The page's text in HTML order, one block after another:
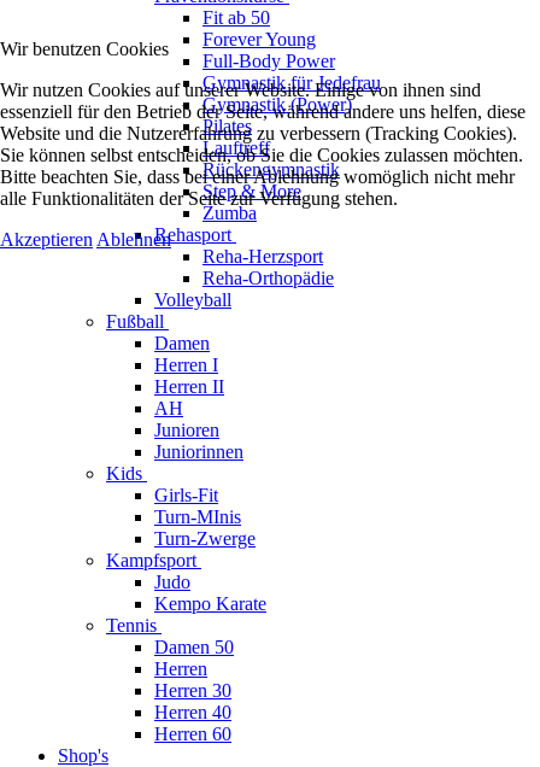
Fit ab 50
Forever Young
Full-Body Power
Gymnastik für Jedefrau
Gymnastik (Power)
Pilates
Lauftreff
Rückengymnastik
Step & More
Zumba
Rehasport
Reha-Herzsport
Reha-Orthopädie
Volleyball
Fußball
Damen
Herren I
Herren II
AH
Junioren
Juniorinnen
Kids
Girls-Fit
Turn-MInis
Turn-Zwerge
Kampfsport
Judo
Kempo Karate
Tennis
Damen 50
Herren
Herren 30
Herren 40
Herren 60
Shop's
Wir benutzen Cookies
Wir nutzen Cookies auf unserer Website. Einige von ihnen sind
essenziell für den Betrieb der Seite, während andere uns helfen, diese
Website und die Nutzererfahrung zu verbessern (Tracking Cookies).
Sie können selbst entscheiden, ob Sie die Cookies zulassen möchten.
Bitte beachten Sie, dass bei einer Ablehnung womöglich nicht mehr
alle Funktionalitäten der Seite zur Verfügung stehen.
Akzeptieren Ablehnen